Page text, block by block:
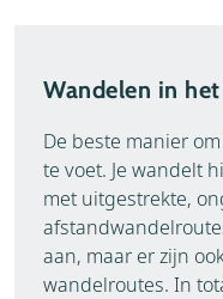
Wandelen in
De beste manier
te voet. Je wandelt
met uitgestrekte,
aan, maar er zijn
wandelroutes. In